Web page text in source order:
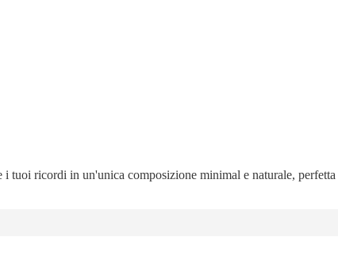
ricordi in un'unica composizione minimal e naturale, perfetta